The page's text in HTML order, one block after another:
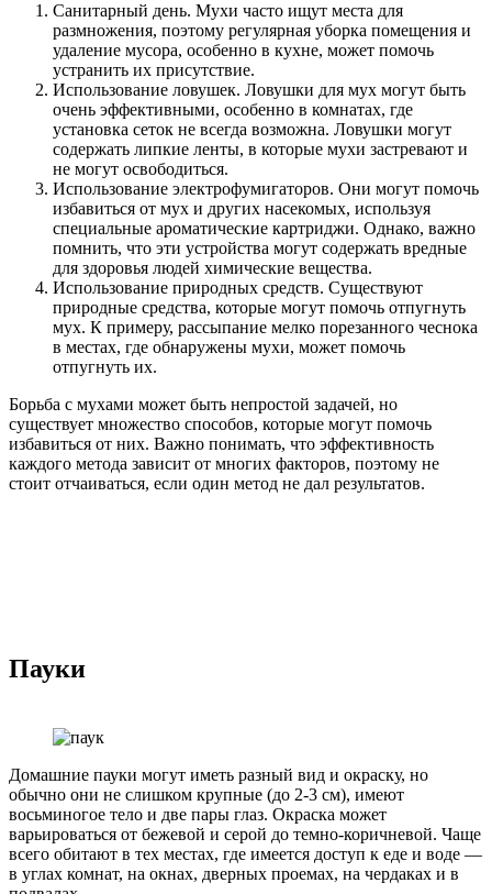
Санитарный день. Мухи часто ищут места для
размножения, поэтому регулярная уборка помещения и
удаление мусора, особенно в кухне, может помочь
устранить их присутствие.
Использование ловушек. Ловушки для мух могут быть
очень эффективными, особенно в комнатах, где
установка сеток не всегда возможна. Ловушки могут
содержать липкие ленты, в которые мухи застревают и
не могут освободиться.
Использование электрофумигаторов. Они могут помочь
избавиться от мух и других насекомых, используя
специальные ароматические картриджи. Однако, важно
помнить, что эти устройства могут содержать вредные
для здоровья людей химические вещества.
Использование природных средств. Существуют
природные средства, которые могут помочь отпугнуть
мух. К примеру, рассыпание мелко порезанного чеснока
в местах, где обнаружены мухи, может помочь
отпугнуть их.
Борьба с мухами может быть непростой задачей, но
существует множество способов, которые могут помочь
избавиться от них. Важно понимать, что эффективность
каждого метода зависит от многих факторов, поэтому не
стоит отчаиваться, если один метод не дал результатов.
Пауки
Домашние пауки могут иметь разный вид и окраску, но
обычно они не слишком крупные (до 2-3 см), имеют
восьминогое тело и две пары глаз. Окраска может
варьироваться от бежевой и серой до темно-коричневой. Чаще
всего обитают в тех местах, где имеется доступ к еде и воде —
в углах комнат, на окнах, дверных проемах, на чердаках и в